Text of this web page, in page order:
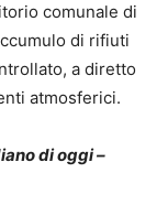
comunale di
di rifiuti
a diretto
atmosferici.
di oggi –